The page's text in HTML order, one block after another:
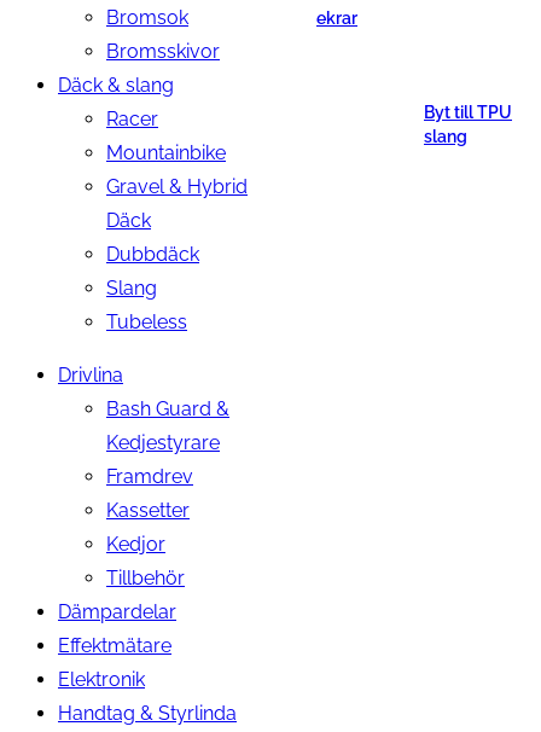
Bromsok
Bromsskivor
Däck & slang
Racer
Mountainbike
Gravel & Hybrid
Däck
Dubbdäck
Slang
Tubeless
Drivlina
Bash Guard &
Kedjestyrare
Framdrev
Kassetter
Kedjor
Tillbehör
Dämpardelar
Effektmätare
Elektronik
Handtag & Styrlinda
ekrar
Byt till TPU
slang